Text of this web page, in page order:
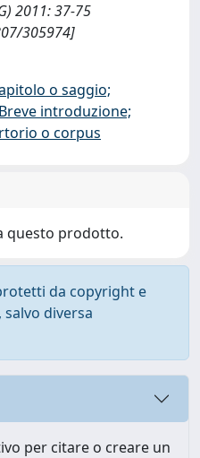
2011: 37-75
305974]
o saggio;
introduzione;
o corpus
questo prodotto.
da copyright e
diversa
per citare o creare un